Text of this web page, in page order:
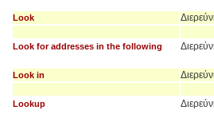
Look
Look for addresses in the following
Look in
Lookup